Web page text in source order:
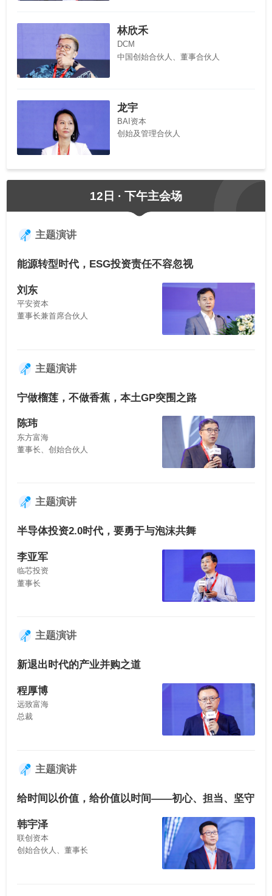
林欣禾
DCM
中国创始合伙人、董事合伙人
龙宇
BAI资本
创始及管理合伙人
12日 · 下午主会场
主题演讲
能源转型时代，ESG投资责任不容忽视
刘东
平安资本
董事长兼首席合伙人
主题演讲
宁做榴莲，不做香蕉，本土GP突围之路
陈玮
东方富海
董事长、创始合伙人
主题演讲
半导体投资2.0时代，要勇于与泡沫共舞
李亚军
临芯投资
董事长
主题演讲
新退出时代的产业并购之道
程厚博
远致富海
总裁
主题演讲
给时间以价值，给价值以时间——初心、担当、坚守
韩宇泽
联创资本
创始合伙人、董事长